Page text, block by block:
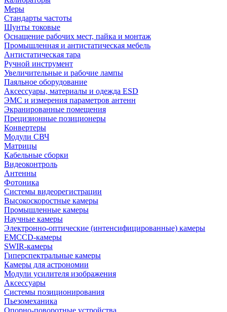
Меры
Стандарты частоты
Шунты токовые
Оснащение рабочих мест, пайка и монтаж
Промышленная и антистатическая мебель
Антистатическая тара
Ручной инструмент
Увеличительные и рабочие лампы
Паяльное оборудование
Аксессуары, материалы и одежда ESD
ЭМС и измерения параметров антенн
Экранированные помещения
Прецизионные позиционеры
Конвертеры
Модули СВЧ
Матрицы
Кабельные сборки
Видеоконтроль
Антенны
Фотоника
Cистемы видеорегистрации
Высокоскоростные камеры
Промышленные камеры
Научные камеры
Электронно-оптические (интенсифицированные) камеры
EMCCD-камеры
SWIR-камеры
Гиперспектральные камеры
Камеры для астрономии
Модули усилителя изображения
Аксессуары
Системы позиционирования
Пьезомеханика
Опорно-поворотные устройства